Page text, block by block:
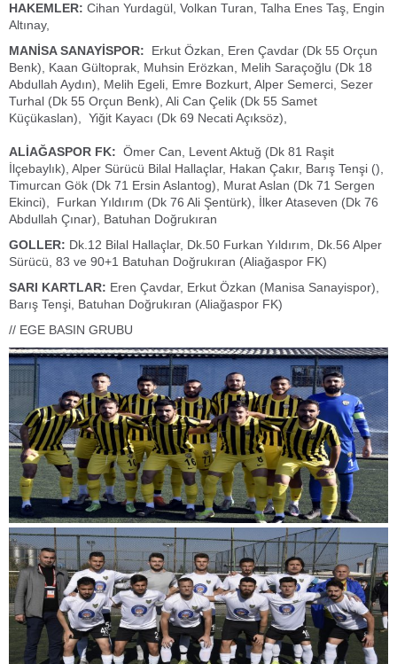
HAKEMLER: Cihan Yurdagül, Volkan Turan, Talha Enes Taş, Engin
Altınay,
MANİSA SANAYİSPOR:
Erkut Özkan, Eren Çavdar (Dk 55 Orçun
Benk), Kaan Gültoprak, Muhsin Erözkan, Melih Saraçoğlu (Dk 18
Abdullah Aydın), Melih Egeli, Emre Bozkurt, Alper Semerci, Sezer
Turhal (Dk 55 Orçun Benk), Ali Can Çelik (Dk 55 Samet
Küçükaslan), Yiğit Kayacı (Dk 69 Necati Açıksöz),
ALİAĞASPOR FK: Ömer Can, Levent Aktuğ (Dk 81 Raşit
İlçebaylık), Alper Sürücü Bilal Hallaçlar, Hakan Çakır, Barış Tenşi (),
Timurcan Gök (Dk 71 Ersin Aslantog), Murat Aslan (Dk 71 Sergen
Ekinci), Furkan Yıldırım (Dk 76 Ali Şentürk), İlker Ataseven (Dk 76
Abdullah Çınar), Batuhan Doğrukıran
GOLLER: Dk.12 Bilal Hallaçlar, Dk.50 Furkan Yıldırım, Dk.56 Alper
Sürücü, 83 ve 90+1 Batuhan Doğrukıran (Aliağaspor FK)
SARI KARTLAR: Eren Çavdar, Erkut Özkan (Manisa Sanayispor),
Barış Tenşi, Batuhan Doğrukıran (Aliağaspor FK)
// EGE BASIN GRUBU